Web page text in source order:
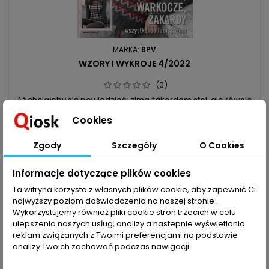
MARKA: BPV
WZORY I WYKROJE 4/2022
(0)
Aż chciałoby się powiedzieć: zima żakardem stoi, ale równie
dobrze możemy powiedzieć: zima warkoczem stoi – tu już
same musicie zdecydować, co dla was jest ważniejsze.
Żakardy cieniowane czy raczej tradycyjne, a może wzory
norweskie - to nasze kolejne propozycje. A że pora roku
sprzyja, to wiele modeli ma dodatkowo czapkę, komin,
Dodaj do koszyka
favorite_border
Cookies
Zgody Szczegóły O Cookies
Informacje dotyczące plików cookies
Ta witryna korzysta z własnych plików cookie, aby zapewnić Ci
najwyższy poziom doświadczenia na naszej stronie .
Wykorzystujemy również pliki cookie stron trzecich w celu
ulepszenia naszych usług, analizy a nastepnie wyświetlania
reklam związanych z Twoimi preferencjami na podstawie
analizy Twoich zachowań podczas nawigacji.